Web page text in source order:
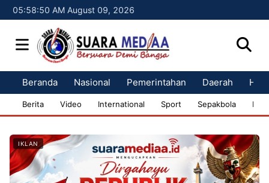
05:58:52 AM August 09, 2026
Beranda Nasional Pemerintahan Daerah
Berita Video International Sport Sepakbola
IKLAN